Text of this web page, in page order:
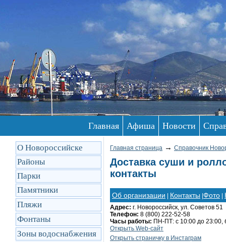
Главная Афиша Новости
О Новороссийске
Районы
Парки
Памятники
Пляжи
Фонтаны
Зоны водоснабжения
Главная страница → Справочник
Доставка суши и
контакты
Об организации Контакты Фото
Адрес: г. Новороссийск, ул. Советов 51
Телефон: 8 (800) 222-52-58
Часы работы: ПН-ПТ: с 10:00 до 23:00,
Открыть Web-сайт
Открыть cтраничку в Инстаграм